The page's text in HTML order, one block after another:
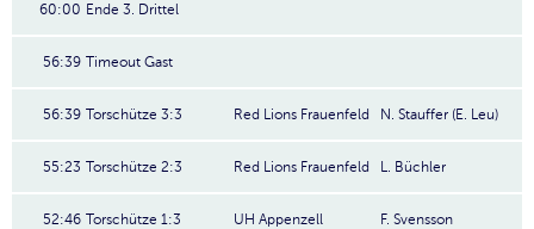
60:00 Ende 3. Drittel
56:39 Timeout Gast
56:39 Torschütze 3:3 Red Lions Frauenfeld N. Stauffer (E. Leu)
55:23 Torschütze 2:3 Red Lions Frauenfeld L. Büchler
52:46 Torschütze 1:3 UH Appenzell F. Svensson